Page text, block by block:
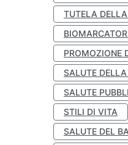
TUTELA
PROMOZIONE
SALUTE
SALUTE
STILI DI VITA
SALUTE DEL